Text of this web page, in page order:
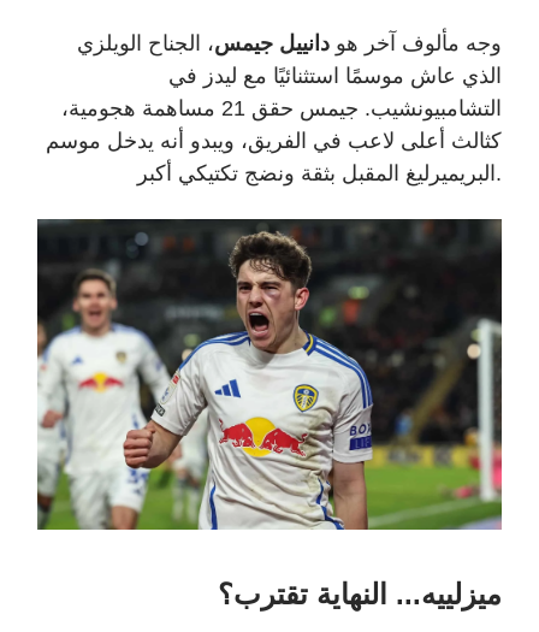
وجه مألوف آخر هو دانييل جيمس، الجناح الويلزي
الذي عاش موسمًا استثنائيًا مع ليدز في
التشامبيونشيب. جيمس حقق 21 مساهمة هجومية،
كثالث أعلى لاعب في الفريق، ويبدو أنه يدخل موسم
البريميرليغ المقبل بثقة ونضج تكتيكي أكبر .
ميزلييه... النهاية تقترب؟